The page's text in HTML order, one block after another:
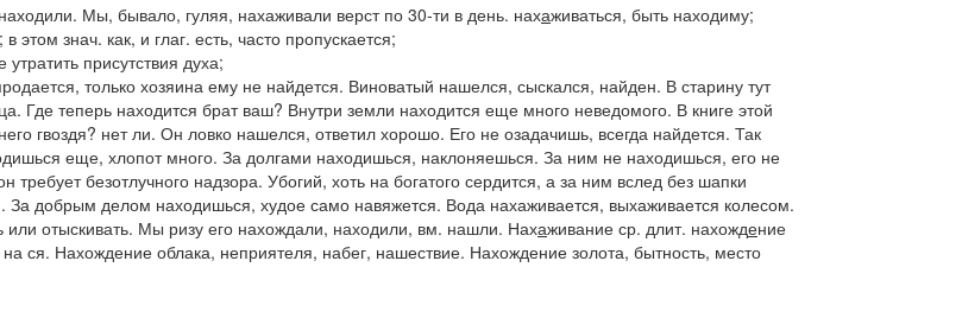
Мы, бывало, гуляя, нахаживали верст по 30-ти в день. нахаживаться, быть находиму;
этом знач. как, и глаг. есть, часто пропускается;
присутствия духа;
только хозяина ему не найдется. Виноватый нашелся, сыскался, найден. В старину тут
Где теперь находится брат ваш? Внутри земли находится еще много неведомого. В книге этой
гвоздя? нет ли. Он ловко нашелся, ответил хорошо. Его не озадачишь, всегда найдется. Так
еще, хлопот много. За долгами находишься, наклоняешься. За ним не находишься, его не
безотлучного надзора. Убогий, хоть на богатого сердится, а за ним вслед без шапки
За добрым делом находишься, худое само навяжется. Вода нахаживается, выхаживается колесом.
или отыскивать. Мы ризу его нахождали, находили, вм. нашли. Нахаживание ср. длит. нахождение
ся. Нахождение облака, неприятеля, набег, нашествие. Нахождение золота, бытность, место